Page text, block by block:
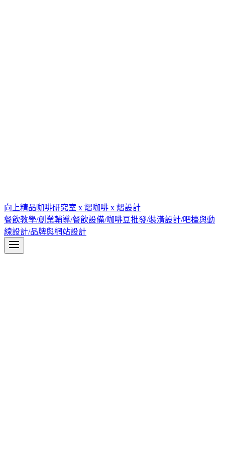
向上精品咖啡研究室 x 熠咖啡 x 熠設計
餐飲教學/創業輔導/餐飲設備/咖啡豆批發/裝潢設計/吧檯與動
線設計/品牌與網站設計